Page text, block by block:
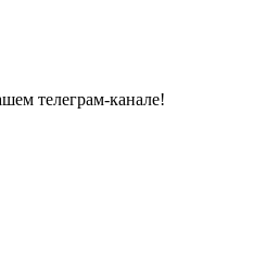
телеграм-канале!